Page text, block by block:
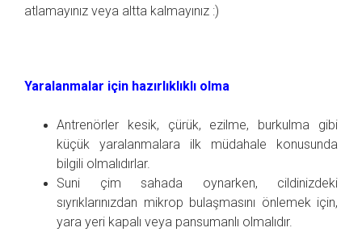
atlamayınız veya altta kalmayınız :)
Yaralanmalar için hazırlıklıklı olma
Antrenörler kesik, çürük, ezilme, burkulma gibi
küçük yaralanmalara ilk müdahale konusunda
bilgili olmalıdırlar.
Suni çim sahada oynarken, cildinizdeki
sıyrıklarınızdan mikrop bulaşmasını önlemek için,
yara yeri kapalı veya pansumanlı olmalıdır.